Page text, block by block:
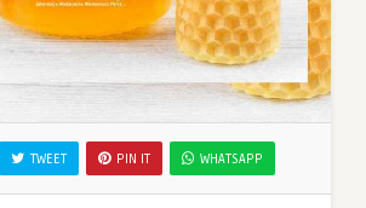
TWEET PIN IT WHATSAPP